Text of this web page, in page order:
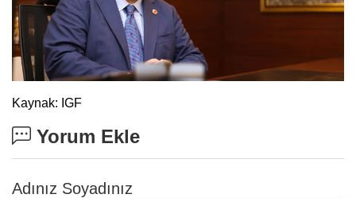
Kaynak: IGF
Yorum Ekle
Adınız Soyadınız